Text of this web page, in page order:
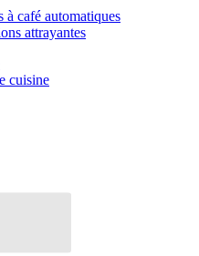
à café automatiques
attrayantes
cuisine